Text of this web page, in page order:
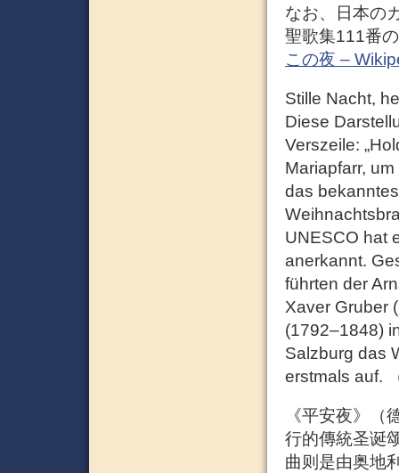
なお、日本の
聖歌集111番
この夜 –
Stille Nacht,
Diese
Verszeile:
Mariapfarr,
das
UNESCO hat
anerkannt.
führten der
Xaver Gruber
(1792–1848)
Salzburg das
erstmals auf.
《平安夜》
行的傳統圣诞
曲则是由奥地